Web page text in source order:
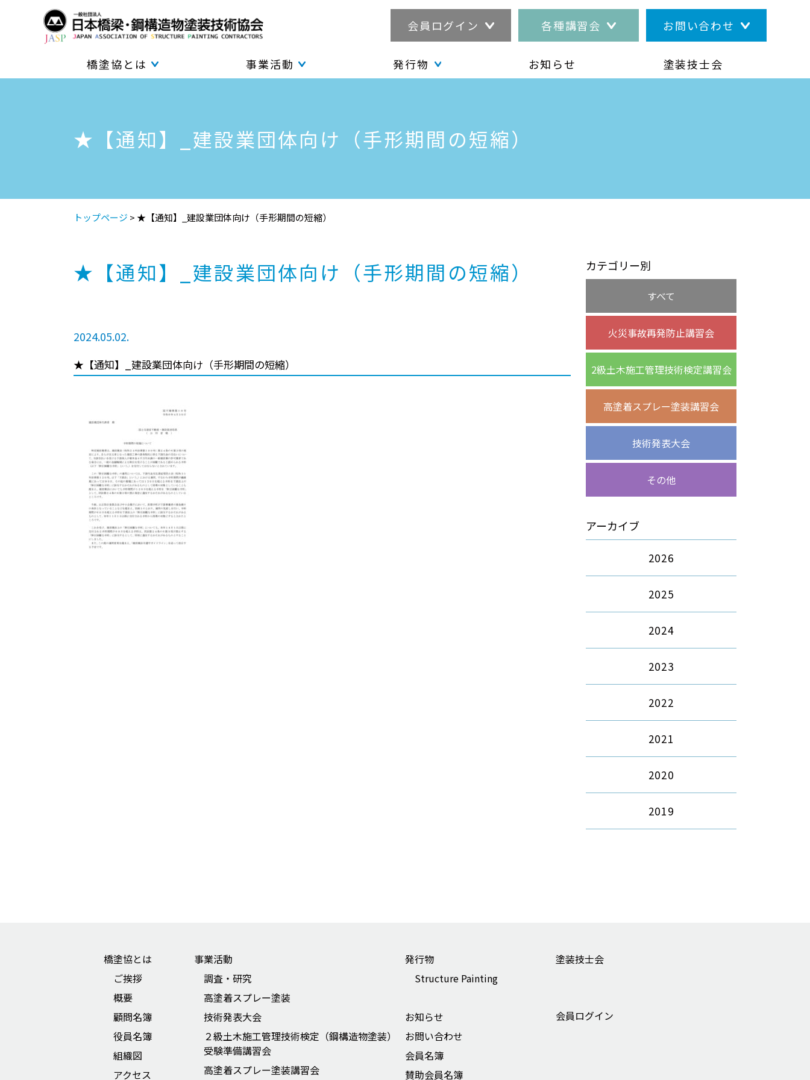
会員ログイン 各種講習会 お問い合わせ
橋塗協とは 事業活動 発行物 お知らせ 塗装技士会
★【通知】_建設業団体向け（手形期間の短縮）
トップページ > ★【通知】_建設業団体向け（手形期間の短縮）
★【通知】_建設業団体向け（手形期間の短縮）
2024.05.02.
★【通知】_建設業団体向け（手形期間の短縮）
カテゴリー別
すべて
火災事故再発防止講習会
2級土木施工管理技術検定講習会
高塗着スプレー塗装講習会
技術発表大会
その他
アーカイブ
2026
2025
2024
2023
2022
2021
2020
2019
橋塗協とは
ご挨拶
概要
顧問名簿
役員名簿
組織図
アクセス
事業活動
調査・研究
高塗着スプレー塗装
技術発表大会
２級土木施工管理技術検定（鋼構造物塗装）
受験準備講習会
高塗着スプレー塗装講習会
発行物
Structure Painting
お知らせ
お問い合わせ
会員名簿
賛助会員名簿
塗装技士会
会員ログイン